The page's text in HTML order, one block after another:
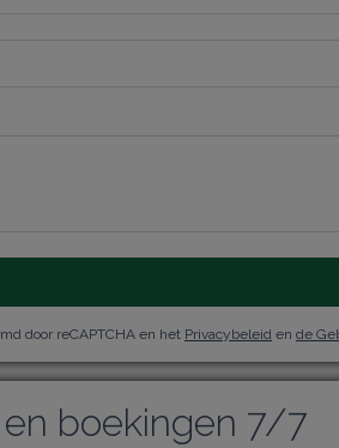
door reCAPTCHA en het Privacybeleid en de
boekingen 7/7